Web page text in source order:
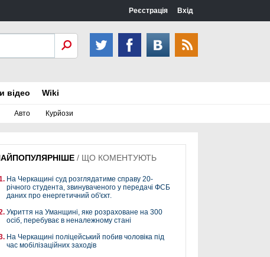
Реєстрація Вхід
Авто Курйози
відео Wiki
/ ЩО КОМЕНТУЮТЬ
На Черкащині суд розглядатиме справу 20-
річного студента, звинуваченого у передачі ФСБ
даних про енергетичний об'єкт.
Укриття на Уманщині, яке розраховане на 300
осіб, перебуває в неналежному стані
На Черкащині поліцейський побив чоловіка під
час мобілізаційних заходів